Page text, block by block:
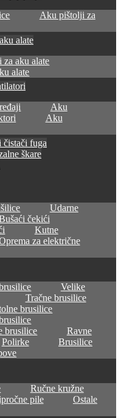
Aku pištolji za
alate
aku alate
alate
Aku
Aku
fuga
škare
Udarne
čekići
Kutne
za električne
Velike
Tračne brusilice
brusilice
brusilice
Ravne
Polirke
Brusilice
Ručne kružne
pile
Ostale